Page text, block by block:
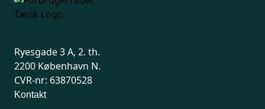
Ryesgade 3 A, 2. th.
2200 København N.
CVR-nr: 63870528
Kontakt